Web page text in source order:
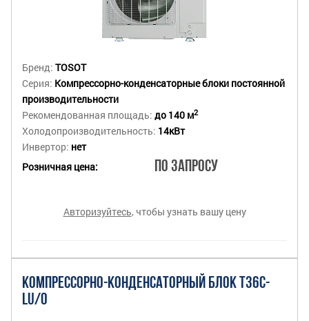
Бренд: TOSOT
Серия: Компрессорно-конденсаторные блоки постоянной
производительности
Рекомендованная площадь: до 140 м2
Холодопроизводительность: 14кВт
Инвертор: нет
Розничная цена:
По запросу
Авторизуйтесь, чтобы узнать вашу цену
КОМПРЕССОРНО-КОНДЕНСАТОРНЫЙ БЛОК T36C-
LU/O